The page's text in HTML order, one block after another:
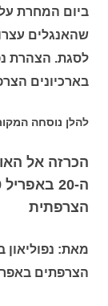
ביום המחרת
שהאנגלים
לסגת. הצהרת
בארכיונים
להלן נוסחה
הכרזה אל
הצרפתית
מאת:
הצרפתים